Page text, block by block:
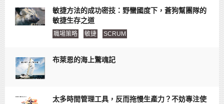
敏捷方法的成功密技：野蠻國度下，蒼狗幫團隊的
敏捷生存之道
職場策略 敏捷 SCRUM
布萊恩的海上驚魂記
太多時間管理工具，反而拖慢生產力？不妨專注使